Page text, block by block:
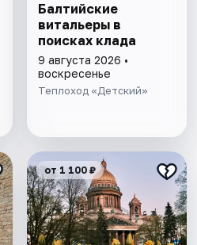
Балтийские
витальеры в
поисках клада
9 августа 2026 •
воскресенье
Теплоход «Детский»
от 1 100 ₽